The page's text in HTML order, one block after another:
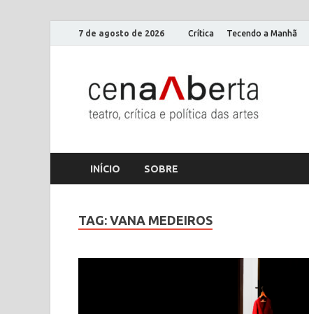
7 de agosto de 2026 Crítica Tecendo a Manhã
INÍCIO SOBRE
TAG: VANA MEDEIROS